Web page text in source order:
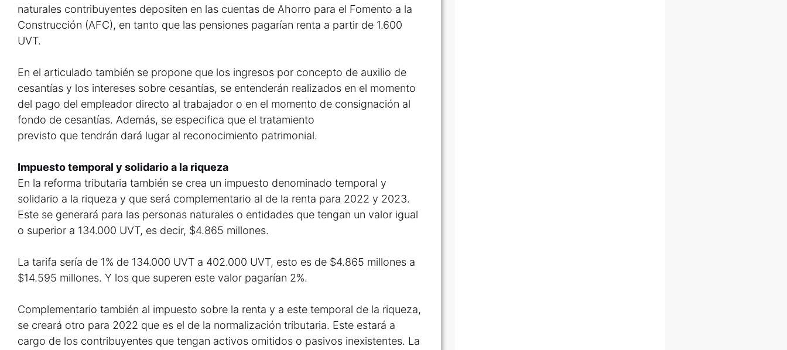
naturales contribuyentes depositen en las cuentas de Ahorro para el Fomento a la
Construcción (AFC), en tanto que las pensiones pagarían renta a partir de 1.600
UVT.
En el articulado también se propone que los ingresos por concepto de auxilio de
cesantías y los intereses sobre cesantías, se entenderán realizados en el momento
del pago del empleador directo al trabajador o en el momento de consignación al
fondo de cesantías. Además, se especifica que el tratamiento
previsto que tendrán dará lugar al reconocimiento patrimonial.
Impuesto temporal y solidario a la riqueza
En la reforma tributaria también se crea un impuesto denominado temporal y
solidario a la riqueza y que será complementario al de la renta para 2022 y 2023.
Este se generará para las personas naturales o entidades que tengan un valor igual
o superior a 134.000 UVT, es decir, $4.865 millones.
La tarifa sería de 1% de 134.000 UVT a 402.000 UVT, esto es de $4.865 millones a
$14.595 millones. Y los que superen este valor pagarían 2%.
Complementario también al impuesto sobre la renta y a este temporal de la riqueza,
se creará otro para 2022 que es el de la normalización tributaria. Este estará a
cargo de los contribuyentes que tengan activos omitidos o pasivos inexistentes. La